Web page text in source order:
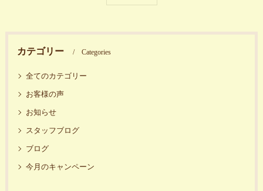
カテゴリー Categories
全てのカテゴリー
お客様の声
お知らせ
スタッフブログ
ブログ
今月のキャンペーン